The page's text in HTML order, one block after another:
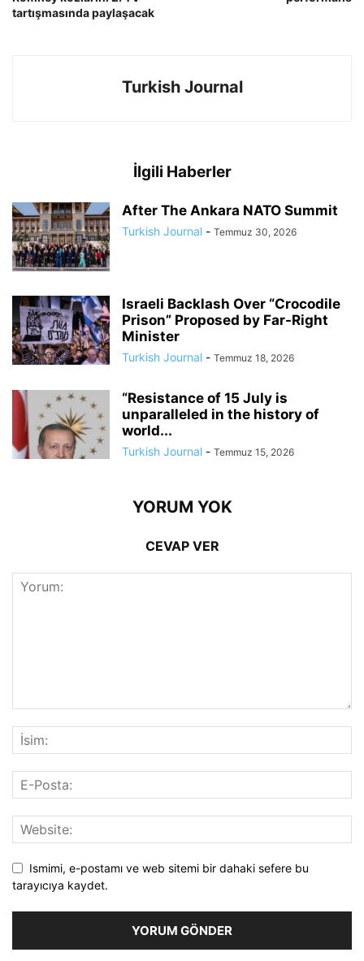
tartışmasında paylaşacak
Turkish Journal
İlgili Haberler
After The Ankara NATO Summit
Turkish Journal - Temmuz 30, 2026
Israeli Backlash Over “Crocodile
Prison” Proposed by Far-Right
Minister
Turkish Journal - Temmuz 18, 2026
“Resistance of 15 July is
unparalleled in the history of
world...
Turkish Journal - Temmuz 15, 2026
YORUM YOK
CEVAP VER
Ismimi, e-postamı ve web sitemi bir dahaki sefere bu
tarayıcıya kaydet.